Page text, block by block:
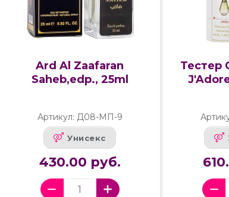
Ard Al Zaafaran
Saheb,edp., 25ml
Артикул: Д08-МП-9
Унисекс
430.00 руб.
Тестер